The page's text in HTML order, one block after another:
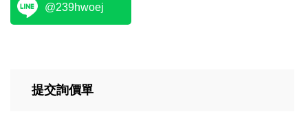
@239hwoej
提交詢價單